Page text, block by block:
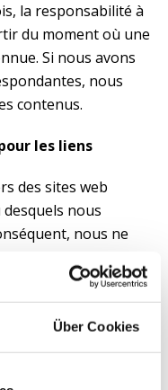
Über Cookies
la responsabilité à
du moment où une
Si nous avons
nous
contenus.
les liens
des sites web
nous
nous ne
ou l'opérateur
du
liées ont été
des liens pour